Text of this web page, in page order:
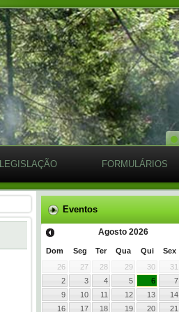
LEGISLAÇÃO FORMULÁRIOS
Eventos
Agosto 2026
Dom Seg Ter Qua Qui Sex
26
27 28 29 30 31
2
3 4 5 6 7
9
10 11 12 13 14
16
17 18 19 20 21